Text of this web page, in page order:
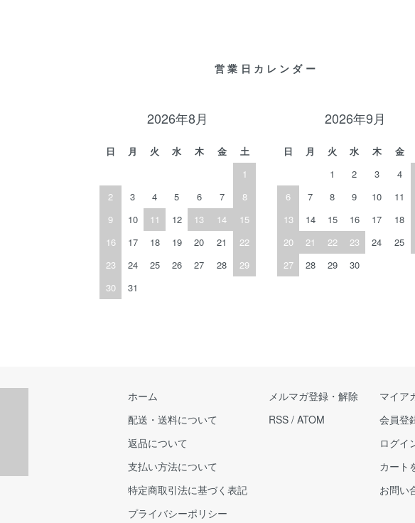
営業日カレンダー
2026年8月
日 月 火 水 木 金
土
1
2
3 4 5 6 7
8
9
10 11 12 13 14
15
16
17 18 19 20 21
22
23
24 25 26 27 28
29
30
31
2026年9月
日 月 火 水 木 金
1
2 3 4
6
7 8 9 10 11
13
14 15 16 17 18
20
21 22 23 24 25
27
28 29 30
ホーム
配送・送料について
返品について
支払い方法について
特定商取引法に基づく表記
プライバシーポリシー
メルマガ登録・解除
RSS / ATOM
マイア
会員登
ログイ
カート
お問い